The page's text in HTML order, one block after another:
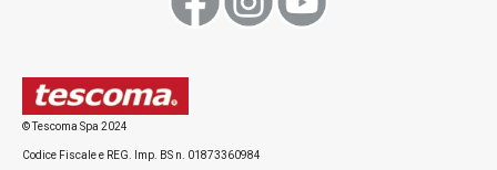
© Tescoma Spa 2024
Codice Fiscale e REG. Imp. BS n. 01873360984